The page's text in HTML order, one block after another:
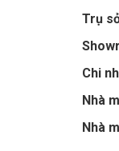
Trụ
Chi
Nhà
Nhà